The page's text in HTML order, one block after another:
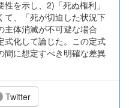
を示し、2)「死ぬ権利」
て、「死が切迫した状況下
主体消滅が不可避な場合
式化して論じた。この定式
間に想定すべき明確な差異
Twitter